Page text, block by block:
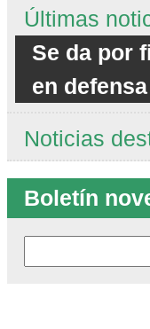
Últimas
Se da por
en
Noticias
Boletín